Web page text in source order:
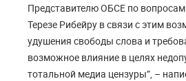
Представителю ОБСЕ по
Терезе Рибейру в связи с этим
удушения свободы слова и
возможное влияние в целях
тотальной медиа цензуры”, –